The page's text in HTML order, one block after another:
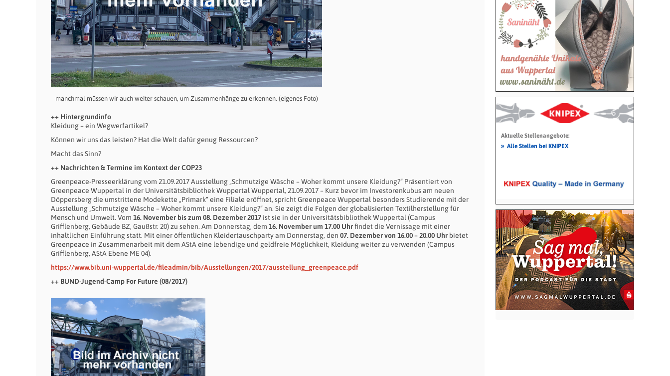
manchmal müssen wir auch weiter schauen, um Zusammenhänge zu erkennen. (eigenes Foto)
++ Hintergrundinfo
Kleidung – ein Wegwerfartikel?
Können wir uns das leisten? Hat die Welt dafür genug Ressourcen?
Macht das Sinn?
++ Nachrichten & Termine im Kontext der COP23
Greenpeace-Presseerklärung vom 21.09.2017 Ausstellung „Schmutzige Wäsche – Woher kommt unsere Kleidung?“ Präsentiert von
Greenpeace Wuppertal in der Universitätsbibliothek Wuppertal Wuppertal, 21.09.2017 – Kurz bevor im Investorenkubus am neuen
Döppersberg die umstrittene Modekette „Primark“ eine Filiale eröffnet, spricht Greenpeace Wuppertal besonders Studierende mit der
Ausstellung „Schmutzige Wäsche – Woher kommt unsere Kleidung?“ an. Sie zeigt die Folgen der globalisierten Textilherstellung für
Mensch und Umwelt. Vom 16. November bis zum 08. Dezember 2017 ist sie in der Universitätsbibliothek Wuppertal (Campus
Grifflenberg, Gebäude BZ, Gaußstr. 20) zu sehen. Am Donnerstag, dem 16. November um 17.00 Uhrfindet die Vernissage mit einer
inhaltlichen Einführung statt. Mit einer öffentlichen Kleidertauschparty am Donnerstag, den 07. Dezember von 16.00 – 20.00 Uhr bietet
Greenpeace in Zusammenarbeit mit dem AStA eine lebendige und geldfreie Möglichkeit, Kleidung weiter zu verwenden (Campus
Grifflenberg, AStA Ebene ME 04).
https://www.bib.uni-wuppertal.de/fileadmin/bib/Ausstellungen/2017/ausstellung_greenpeace.pdf
++ BUND-Jugend-Camp For Future (08/2017)
Aktuelle Stellenangebote:
» Alle Stellen bei KNIPEX